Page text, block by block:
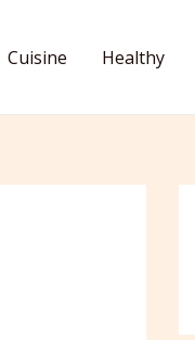
Cuisine Healthy